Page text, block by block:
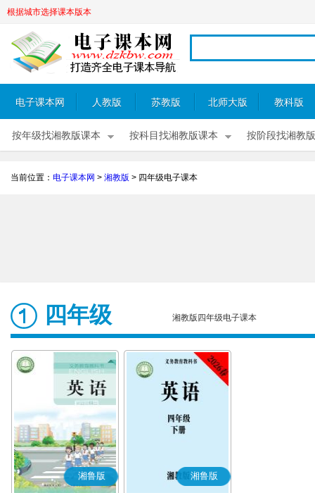
根据城市选择课本版本
电子课本网 人教版 苏教版 北师大版 教科版
按年级找湘教版课本 按科目找湘教版课本 按阶段找湘教
当前位置： 电子课本网 > 湘教版 > 四年级电子课本
四年级 湘教版四年级电子课本
湘鲁版 湘鲁版